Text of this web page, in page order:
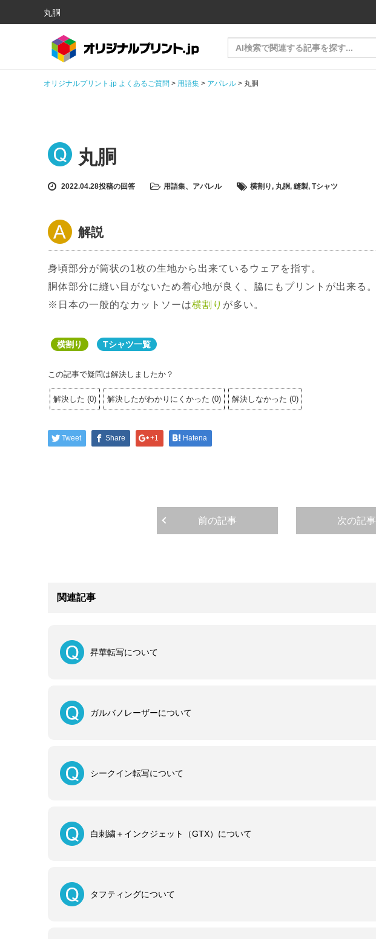
丸胴
オリジナルプリント.jp よくあるご質問 > 用語集 > アパレル > 丸胴
丸胴
2022.04.28投稿の回答 用語集、 アパレル 横割り, 丸胴, 縫製, Tシャツ
解説
身頃部分が筒状の1枚の生地から出来ているウェアを指す。
胴体部分に縫い目がないため着心地が良く、脇にもプリントが出来る。
※日本の一般的なカットソーは横割り が多い。
横割り Tシャツ一覧
この記事で疑問は解決しましたか？
解決した (0) 解決したがわかりにくかった (0) 解決しなかった (0)
Tweet Share +1 Hatena
前の記事 次の記事
関連記事
昇華転写について
ガルバノレーザーについて
シークイン転写について
白刺繍＋インクジェット（GTX）について
タフティングについて